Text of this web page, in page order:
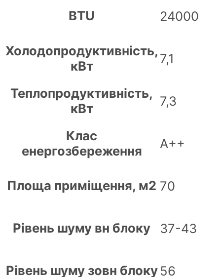
BTU 24000
Холодопродуктивність,
кВт
7,1
Теплопродуктивність,
кВт
7,3
Клас
енергозбереження
А++
Площа приміщення, м2 70
Рівень шуму вн блоку 37-43
Рівень шуму зовн блоку 56